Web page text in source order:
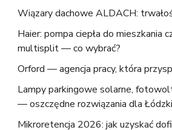
Wiązary dachowe ALDACH:
Haier: pompa ciepła do mieszkania
multisplit — co wybrać?
Orford — agencja pracy, która
Lampy parkingowe solarne,
— oszczędne rozwiązania dla
Mikroretencja 2026: jak uzyskać